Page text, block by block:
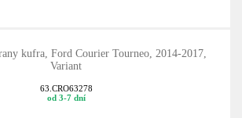
kufra, Ford Courier Tourneo, 2014-2017,
Variant
63.CRO63278
od 3-7 dní